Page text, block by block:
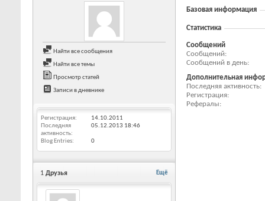
Найти все сообщения
Найти все темы
Просмотр статей
Записи в дневнике
Регистрация
14.10.2011
Последняя
активность
05.12.2013 18:46
Blog Entries 0
Ещё
1 Друзья
Базовая информация
Статистика
Сообщений
Сообщений
Сообщений в день
Дополнительная
Последняя активность
Регистрация
Рефералы